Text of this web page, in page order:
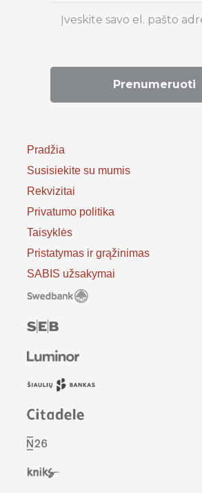
Pradžia
Susisiekite su mumis
Rekvizitai
Privatumo politika
Taisyklės
Pristatymas ir grąžinimas
SABIS užsakymai